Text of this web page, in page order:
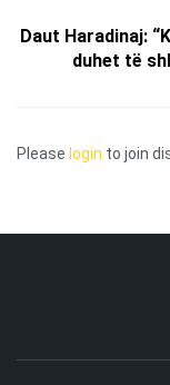
Daut Haradinaj:
duhet të
Please login to join